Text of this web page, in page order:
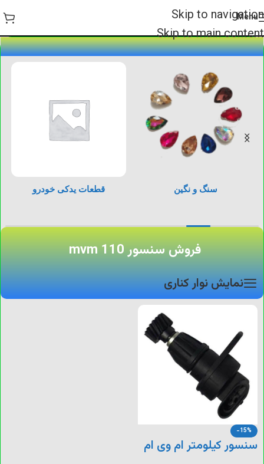
Skip to navigation
Skip to main content
Menu
سنگ و نگین قطعات یدکی خودرو
فروش سنسور mvm 110
نمایش نوار کناری
-15%
سنسور کیلومتر ام وی ام